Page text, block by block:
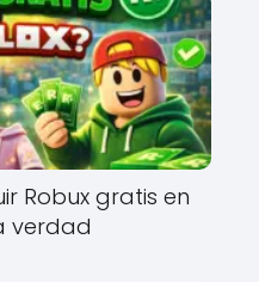
Robux gratis en
verdad